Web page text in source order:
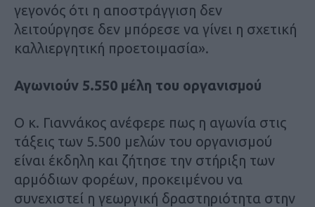
γεγονός ότι η αποστράγγιση δεν
λειτούργησε δεν μπόρεσε να γίνει η σχετική
καλλιεργητική προετοιμασία».
Αγωνιούν 5.550 μέλη του οργανισμού
Ο κ. Γιαννάκος ανέφερε πως η αγωνία στις
τάξεις των 5.500 μελών του οργανισμού
είναι έκδηλη και ζήτησε την στήριξη των
αρμόδιων φορέων, προκειμένου να
συνεχιστεί η γεωργική δραστηριότητα στην